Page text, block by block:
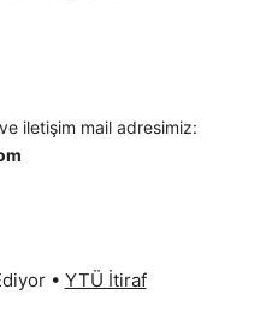
iletişim mail adresimiz:
• YTÜ İtiraf